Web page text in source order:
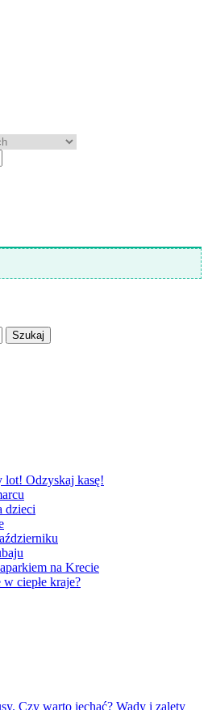
Szukaj
lot! Odzyskaj kasę!
dzieci
na Krecie
ciepłe kraje?
Czy warto jechać? Wady i zalety